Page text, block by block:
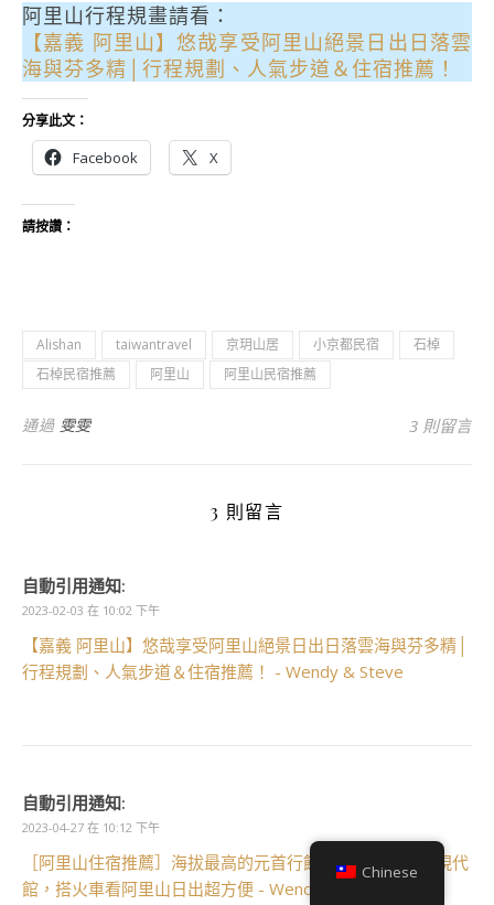
阿里山行程規畫請看：
【嘉義 阿里山】悠哉享受阿里山絕景日出日落雲
海與芬多精│行程規劃、人氣步道＆住宿推薦！
分享此文：
Facebook X
請按讚：
Alishan taiwantravel 京玥山居 小京都民宿
石棹
石棹民宿推薦
阿里山 阿里山民宿推薦
通過 雯雯 3 則留言
3 則留言
自動引用通知:
2023-02-03 在 10:02 下午
【嘉義 阿里山】悠哉享受阿里山絕景日出日落雲海與芬多精│
行程規劃、人氣步道＆住宿推薦！ - Wendy & Steve
自動引用通知:
2023-04-27 在 10:12 下午
［阿里山住宿推薦］海拔最高的元首行館，住阿里山賓館現代
館，搭火車看阿里山日出超方便 - Wendy & Steve
Chinese